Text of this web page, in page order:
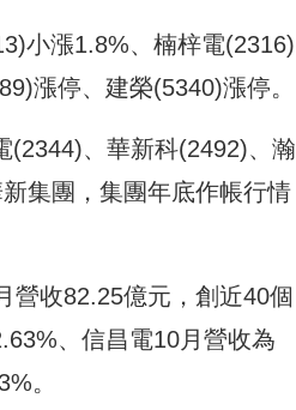
小漲1.8%、楠梓電(2316)
漲停、建榮(5340)漲停。
(2344)、華新科(2492)、瀚
集團，集團年底作帳行情
營收82.25億元，創近40個
、信昌電10月營收為
。